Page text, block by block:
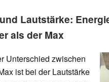
Lautstärke:
als der Max
Unterschied zwischen
ist bei der Lautstärke